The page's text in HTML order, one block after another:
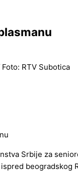
RTV Subotica
Srbije za
beogradskog